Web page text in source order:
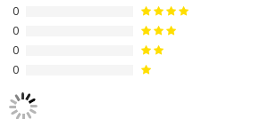
0
0
0
0